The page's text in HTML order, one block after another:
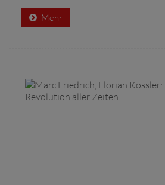
Mehr